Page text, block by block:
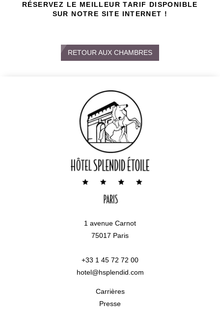
RÉSERVEZ LE MEILLEUR TARIF DISPONIBLE
SUR NOTRE SITE INTERNET !
RETOUR AUX CHAMBRES
1 avenue Carnot
75017 Paris
+33 1 45 72 72 00
hotel@hsplendid.com
Carrières
Presse